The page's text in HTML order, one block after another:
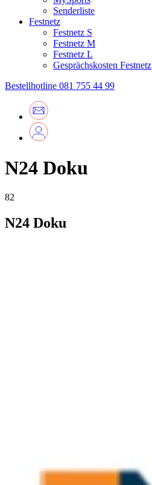
Senderliste
Festnetz
Festnetz S
Festnetz M
Festnetz L
Gesprächskosten Festnetz
Bestellhotline 081 755 44 99
N24 Doku
82
N24 Doku